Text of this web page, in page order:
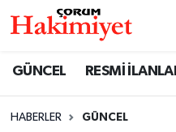
GÜNCEL RESMİ
HABERLER GÜNCEL
Nöbetçi Eczaneler